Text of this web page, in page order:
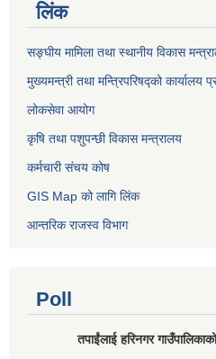
लिंक
सङ्घीय मामिला तथा स्थानीय विकास
मुख्यमन्त्री तथा मन्त्रिपरिषद्को कार्यालय
लोकसेवा आयोग ​​​​
कृषि तथा पशुपन्छी विकास मन्त्रालय
कर्मचारी संचय कोष
GIS Map को लागि लिंक
आन्तरिक राजस्व विभाग
Poll
तपाईंलाई हरिनगर